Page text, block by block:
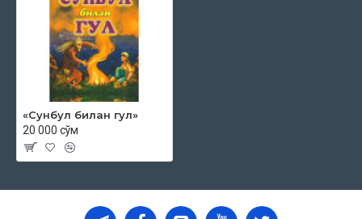
«Сунбул билан гул»
20 000 сўм